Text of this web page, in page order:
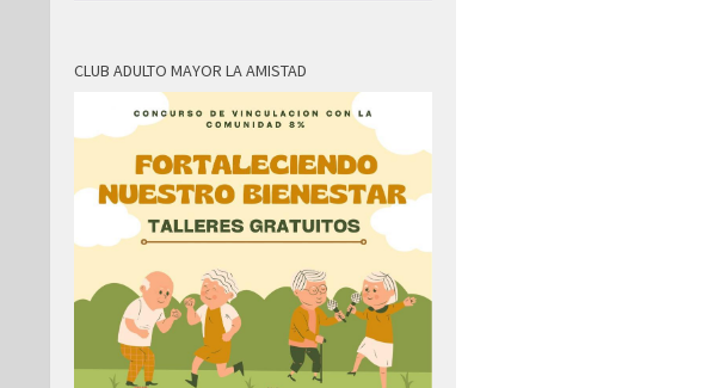
CLUB ADULTO MAYOR LA AMISTAD